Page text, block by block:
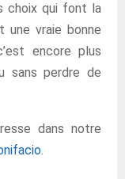
choix qui font la
vraie bonne
encore plus
sans perdre de
dans notre
.